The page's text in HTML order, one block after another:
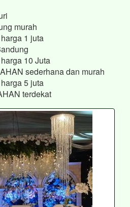
murah
1 juta
10 Juta
sederhana dan murah
5 juta
terdekat